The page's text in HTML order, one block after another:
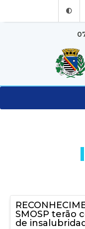
SMOSP terão
de